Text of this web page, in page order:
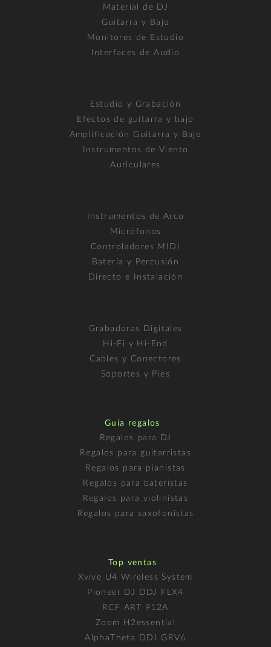
Material de DJ
Guitarra y Bajo
Monitores de Estudio
Interfaces de Audio
Estudio y Grabación
Efectos de guitarra y bajo
Amplificación Guitarra y Bajo
Instrumentos de Viento
Auriculares
Instrumentos de Arco
Micrófonos
Controladores MIDI
Batería y Percusión
Directo e Instalación
Grabadoras Digitales
Hi-Fi y Hi-End
Cables y Conectores
Soportes y Pies
Guía regalos
Regalos para DJ
Regalos para guitarristas
Regalos para pianistas
Regalos para bateristas
Regalos para violinistas
Regalos para saxofonistas
Top ventas
Xvive U4 Wireless System
Pioneer DJ DDJ FLX4
RCF ART 912A
Zoom H2essential
AlphaTheta DDJ GRV6